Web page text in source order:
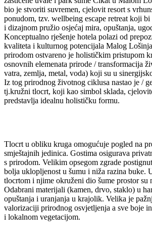
bio je stvoriti suvremen, cjelovit resort s
ponudom, tzv. wellbeing escape retreat koji
i dizajnom pružio osjećaj mira, opuštanja,
Konceptualno rješenje hotela polazi od
kvaliteta i kulturnog potencijala Malog
prirodom ostvareno je holističkim pristupom
osnovnih elemenata prirode / transformacija
vatra, zemlja, metal, voda) koji su u
Iz tog prirodnog životnog ciklusa nastao je /
tj.kružni tlocrt, koji kao simbol sklada,
predstavlja idealnu holističku formu.
Tlocrt u obliku kruga omogućuje pogled na
smještajnih jedinica. Gostima osigurava
s prirodom. Velikim opsegom zgrade
bolja uklopljenost u šumu i niža razina buke.
tlocrtom i njime okruženi dio šume prostor su
Odabrani materijali (kamen, drvo, staklo) u
opuštanja i uranjanja u krajolik. Velika je
valorizaciji prirodnog osvjetljenja a sve boje
i lokalnom vegetacijom.